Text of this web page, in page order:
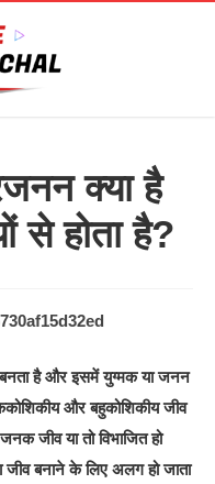
क्या है
से होता है?
है और इसमें युग्मक या जनन
और बहुकोशिकीय जीव
जीव या तो विभाजित हो
जीव बनाने के लिए अलग हो जाता